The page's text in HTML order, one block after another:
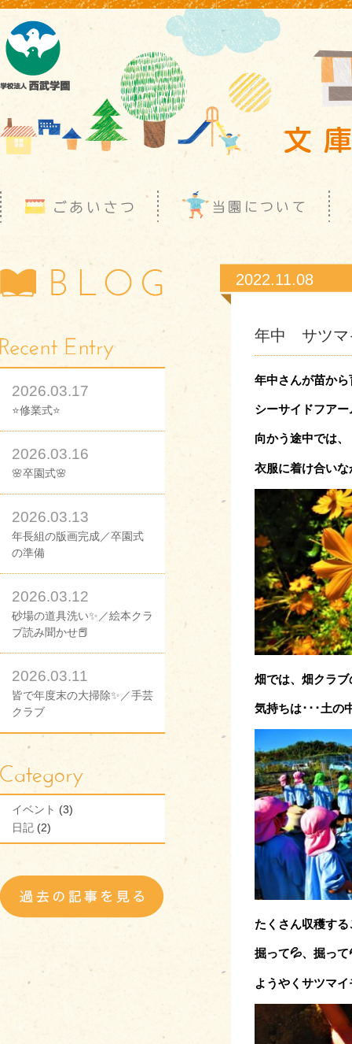
2026.03.17
⭐修業式⭐
2026.03.16
🌸卒園式🌸
2026.03.13
年長組の版画完成／卒園式
の準備
2026.03.12
砂場の道具洗い✨／絵本クラ
ブ読み聞かせ📕
2026.03.11
皆で年度末の大掃除✨／手芸
クラブ
イベント (3)
日記 (2)
2022.11.08
年中 サツマ
年中さんが苗か
シーサイドフア
向かう途中では
衣服に着け合いな
畑では、畑クラ
気持ちは･･･土の
たくさん収穫す
掘って💦、掘っ
ようやくサツマ